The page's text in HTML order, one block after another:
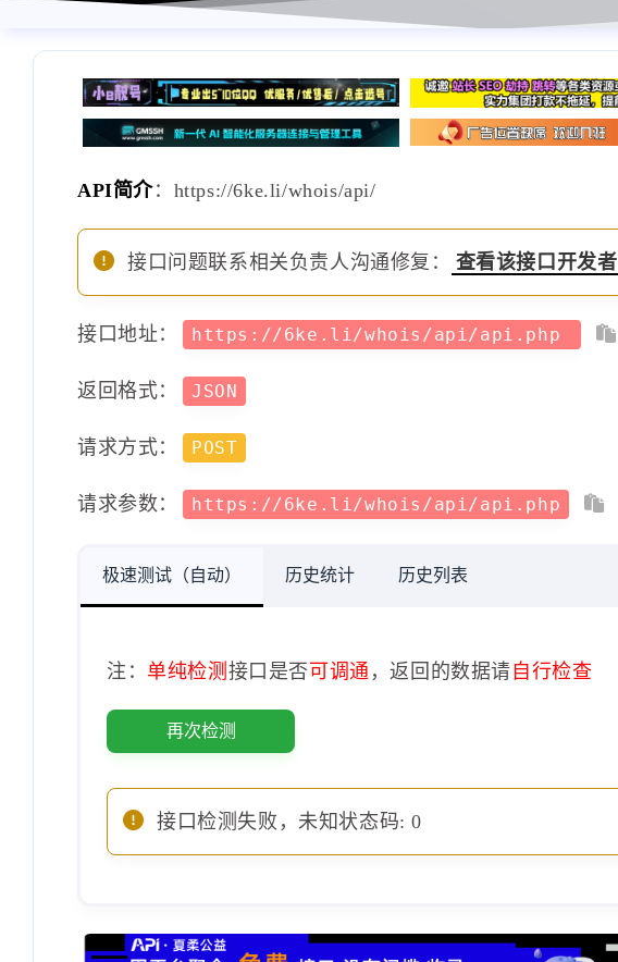
API简介：https://6ke.li/whois/api/
接口问题联系相关负责人沟通修复： 查看该接口开发者
接口地址： https://6ke.li/whois/api/api.php
返回格式： JSON
请求方式： POST
请求参数： https://6ke.li/whois/api/api.php
极速测试（自动） 历史统计 历史列表
注： 单纯检测 接口是否可调通 ，返回的数据请 自行检查
再次检测
接口检测失败，未知状态码: 0